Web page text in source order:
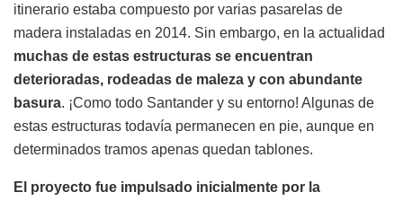
itinerario estaba compuesto por varias pasarelas de
madera instaladas en 2014. Sin embargo, en la actualidad
muchas de estas estructuras se encuentran
deterioradas, rodeadas de maleza y con abundante
basura. ¡Como todo Santander y su entorno! Algunas de
estas estructuras todavía permanecen en pie, aunque en
determinados tramos apenas quedan tablones.
El proyecto fue impulsado inicialmente por la